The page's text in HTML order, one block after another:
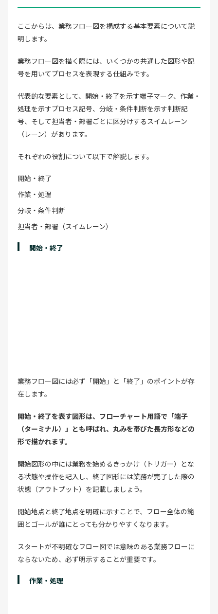
ここからは、業務フロー図を構成する基本要素について説
明します。
業務フロー図を描く際には、いくつかの共通した図形や記
号を用いてプロセスを表現する仕組みです。
代表的な要素として、開始・終了を示す端子マーク、作業・
処理を示すプロセス記号、分岐・条件判断を示す判断記
号、そして担当者・部署ごとに区分けするスイムレーン
（レーン）があります。
それぞれの役割について以下で解説します。
開始・終了
作業・処理
分岐・条件判断
担当者・部署（スイムレーン）
開始・終了
業務フロー図には必ず「開始」と「終了」のポイントが存
在します。
開始・終了を表す図形は、フローチャート用語で「端子
（ターミナル）」とも呼ばれ、丸みを帯びた長方形などの
形で描かれます。
開始図形の中には業務を始めるきっかけ（トリガー）とな
る状態や操作を記入し、終了図形には業務が完了した際の
状態（アウトプット）を記載しましょう。
開始地点と終了地点を明確に示すことで、フロー全体の範
囲とゴールが誰にとっても分かりやすくなります。
スタートが不明確なフロー図では意味のある業務フローに
ならないため、必ず明示することが重要です。
作業・処理